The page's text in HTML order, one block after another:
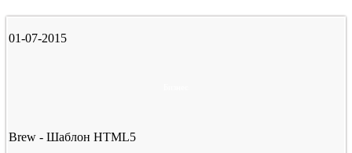
01-07-2015
Brew - Шаблон HTML5